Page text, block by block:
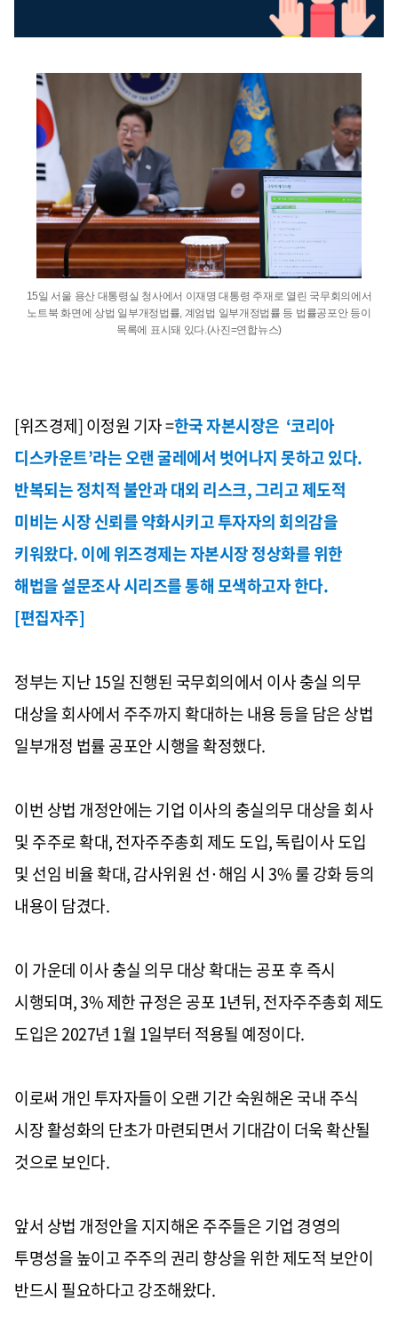
15일 서울 용산 대통령실 청사에서 이재명 대통령 주재로 열린 국무회의에서
노트북 화면에 상법 일부개정법률, 계엄법 일부개정법률 등 법률공포안 등이
목록에 표시돼 있다.(사진=연합뉴스)
[위즈경제] 이정원 기자 =한국 자본시장은 ‘코리아
디스카운트’라는 오랜 굴레에서 벗어나지 못하고 있다.
반복되는 정치적 불안과 대외 리스크, 그리고 제도적
미비는 시장 신뢰를 약화시키고 투자자의 회의감을
키워왔다. 이에 위즈경제는 자본시장 정상화를 위한
해법을 설문조사 시리즈를 통해 모색하고자 한다.
[편집자주]
정부는 지난 15일 진행된 국무회의에서 이사 충실 의무
대상을 회사에서 주주까지 확대하는 내용 등을 담은 상법
일부개정 법률 공포안 시행을 확정했다.
이번 상법 개정안에는 기업 이사의 충실의무 대상을 회사
및 주주로 확대, 전자주주총회 제도 도입, 독립이사 도입
및 선임 비율 확대, 감사위원 선·해임 시 3% 룰 강화 등의
내용이 담겼다.
이 가운데 이사 충실 의무 대상 확대는 공포 후 즉시
시행되며, 3% 제한 규정은 공포 1년뒤, 전자주주총회 제도
도입은 2027년 1월 1일부터 적용될 예정이다.
이로써 개인 투자자들이 오랜 기간 숙원해온 국내 주식
시장 활성화의 단초가 마련되면서 기대감이 더욱 확산될
것으로 보인다.
앞서 상법 개정안을 지지해온 주주들은 기업 경영의
투명성을 높이고 주주의 권리 향상을 위한 제도적 보안이
반드시 필요하다고 강조해왔다.